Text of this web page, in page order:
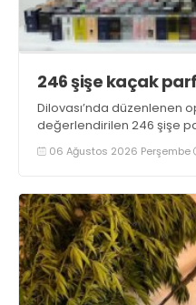
246 şişe kaçak
Dilovası’nda düzenlenen
değerlendirilen 246 şişe
06 Ağustos 2026 Perşembe